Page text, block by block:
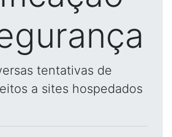
tentativas de
a sites hospedados